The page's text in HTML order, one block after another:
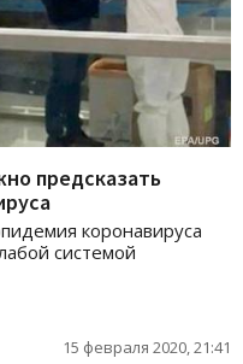
предсказать
коронавируса
системой
15 февраля 2020, 21:41